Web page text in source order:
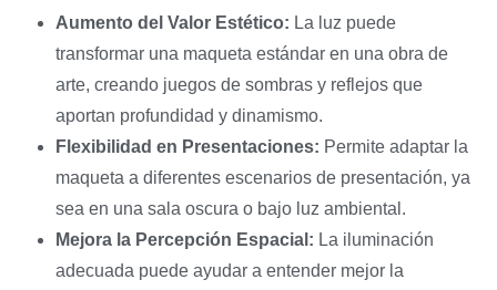
Aumento del Valor Estético: La luz puede
transformar una maqueta estándar en una obra de
arte, creando juegos de sombras y reflejos que
aportan profundidad y dinamismo.
Flexibilidad en Presentaciones: Permite adaptar la
maqueta a diferentes escenarios de presentación, ya
sea en una sala oscura o bajo luz ambiental.
Mejora la Percepción Espacial: La iluminación
adecuada puede ayudar a entender mejor la